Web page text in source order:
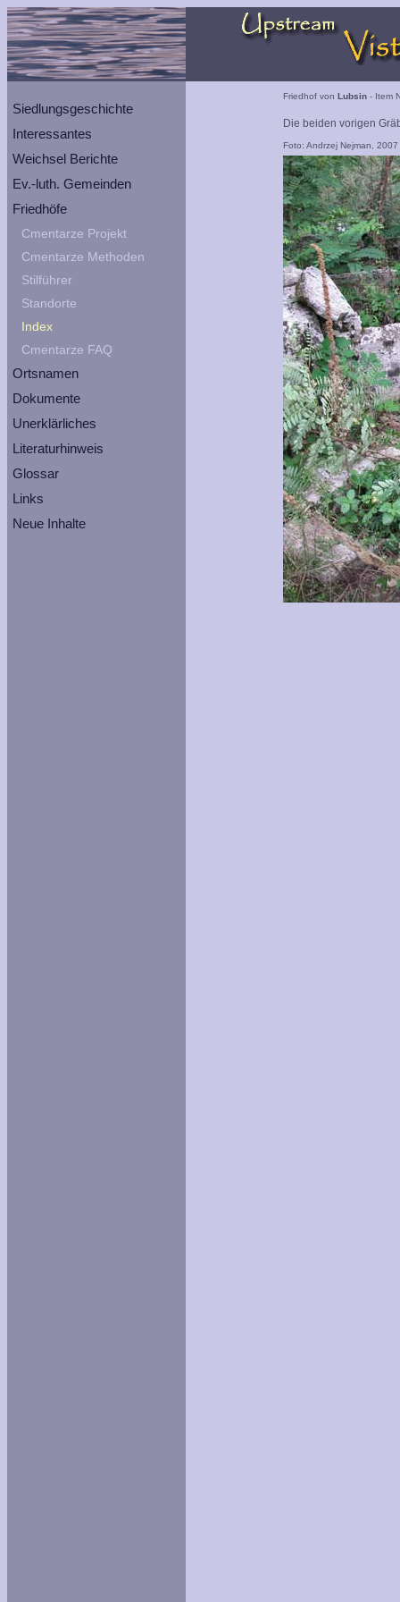
Siedlungsgeschichte
Interessantes
Weichsel Berichte
Ev.-luth. Gemeinden
Friedhöfe
Cmentarze Projekt
Cmentarze Methoden
Stilführer
Standorte
Index
Cmentarze FAQ
Ortsnamen
Dokumente
Unerklärliches
Literaturhinweis
Glossar
Links
Neue Inhalte
Friedhof von Lubsin - Item
Die beiden vorigen
Foto: Andrzej Nejman, 2007